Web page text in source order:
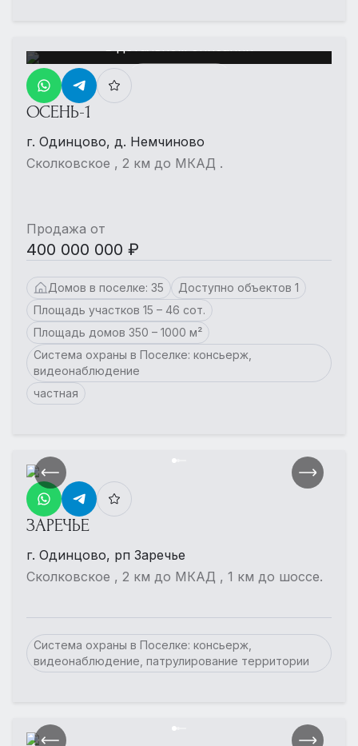
в детальном описании
ОСЕНЬ-1
г. Одинцово, д. Немчиново
Сколковское , 2 км до МКАД .
Продажа от
400 000 000 ₽
Домов в поселке: 35
Доступно объектов 1
Площадь участков 15 – 46 сот.
Площадь домов 350 – 1000 м²
Система охраны в Поселке: консьерж,
видеонаблюдение
частная
ЗАРЕЧЬЕ
г. Одинцово, рп Заречье
Сколковское , 2 км до МКАД , 1 км до шоссе.
Система охраны в Поселке: консьерж,
видеонаблюдение, патрулирование территории